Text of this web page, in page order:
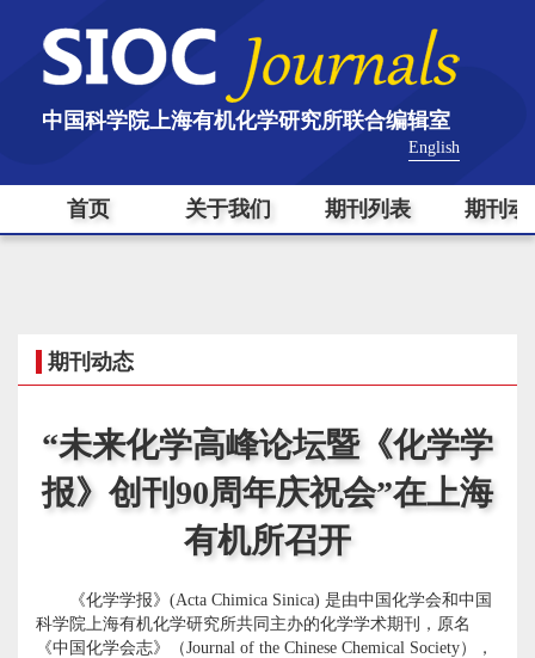
中国科学院上海有机化学研究所联合编辑室
English
首页 关于我们 期刊列表 期刊动
期刊动态
“未来化学高峰论坛暨《化学学
报》创刊90周年庆祝会”在上海
有机所召开
《化学学报》 (Acta Chimica Sinica) 是由中国化学会和中国
科学院上海有机化学研究所共同主办的化学学术期刊，原名
《中国化学会志》（Journal of the Chinese Chemical Society），